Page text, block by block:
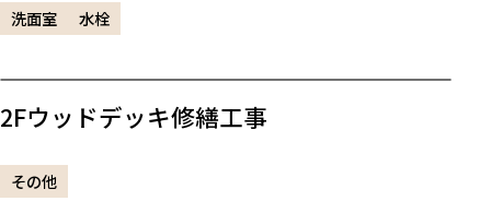
洗面室 水栓
2Fウッドデッキ修繕工事
その他